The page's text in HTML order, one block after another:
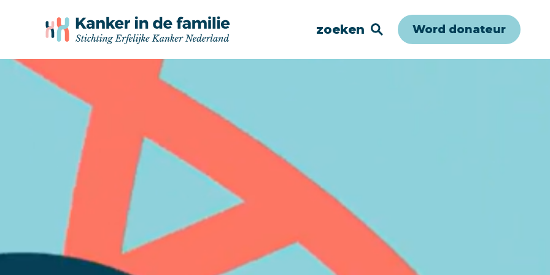
zoeken Word donateur